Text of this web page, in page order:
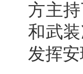
方主
和武
发挥